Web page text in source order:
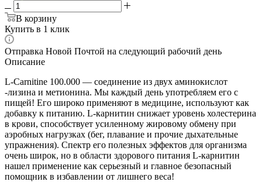
В корзину
Купить в 1 клик
Отправка Новой Почтой на следующий рабочий день
Описание
L-Carnitine 100.000 — соединение из двух аминокислот
-лизина и метионина. Мы каждый день употребляем его с
пищей! Его широко применяют в медицине, используют как
добавку к питанию. L-карнитин снижает уровень холестерина
в крови, способствует усиленному жировому обмену при
аэробных нагрузках (бег, плавание и прочие дыхательные
упражнения). Спектр его полезных эффектов для организма
очень широк, но в области здорового питания L-карнитин
нашел применение как серьезный и главное безопасный
помощник в избавлении от лишнего веса!